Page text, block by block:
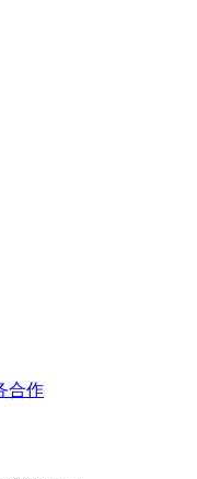
合作